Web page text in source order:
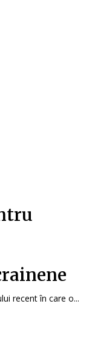
recent în care o...